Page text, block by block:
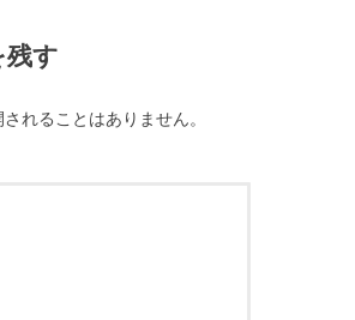
残す
れることはありません。